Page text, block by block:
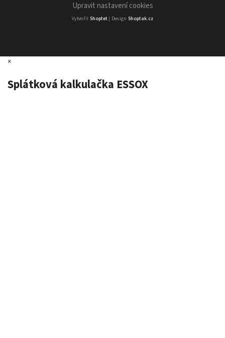
Upravit nastavení cookies
Vytvořil Shoptet| Design Shoptak.cz
×
Splátková kalkulačka ESSOX